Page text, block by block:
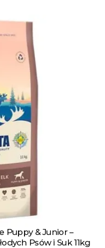
Puppy & Junior –
Psów i Suk 11kg